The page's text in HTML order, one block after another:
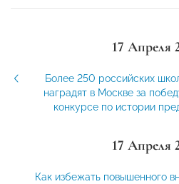
17 Апреля
Более 250 российских
наградят в Москве за
конкурсе по истории
17 Апреля
Как избежать повышенного